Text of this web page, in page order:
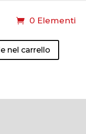
0 Elementi
nel carrello